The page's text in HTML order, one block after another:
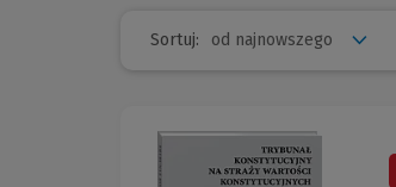
Sortuj: